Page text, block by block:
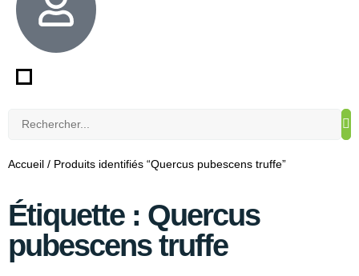
Accueil / Produits identifiés “Quercus pubescens truffe”
Étiquette : Quercus
pubescens truffe